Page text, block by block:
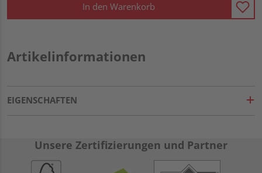
In den Warenkorb
Artikelinformationen
EIGENSCHAFTEN
Unsere Zertifizierungen und Partner